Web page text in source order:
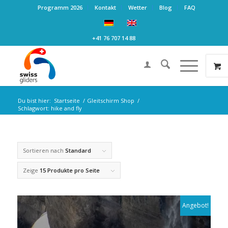
Programm 2026 Kontakt Wetter Blog FAQ
+41 76 707 14 88
Du bist hier: Startseite / Gleitschirm Shop /
Schlagwort: hike and fly
Sortieren nach Standard
Zeige 15 Produkte pro Seite
Angebot!